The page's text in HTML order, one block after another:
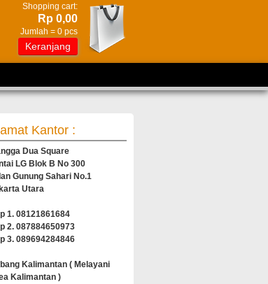
Shopping cart:
Rp 0,00
Jumlah = 0 pcs
Keranjang
Kantor :
Dua Square
LG Blok B No 300
Gunung Sahari No.1
Utara
1. 08121861684
2. 087884650973
3. 089694284846
Kalimantan ( Melayani
Kalimantan )